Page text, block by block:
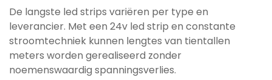
De langste led strips variëren per type en
leverancier. Met een 24v led strip en constante
stroomtechniek kunnen lengtes van tientallen
meters worden gerealiseerd zonder
noemenswaardig spanningsverlies.